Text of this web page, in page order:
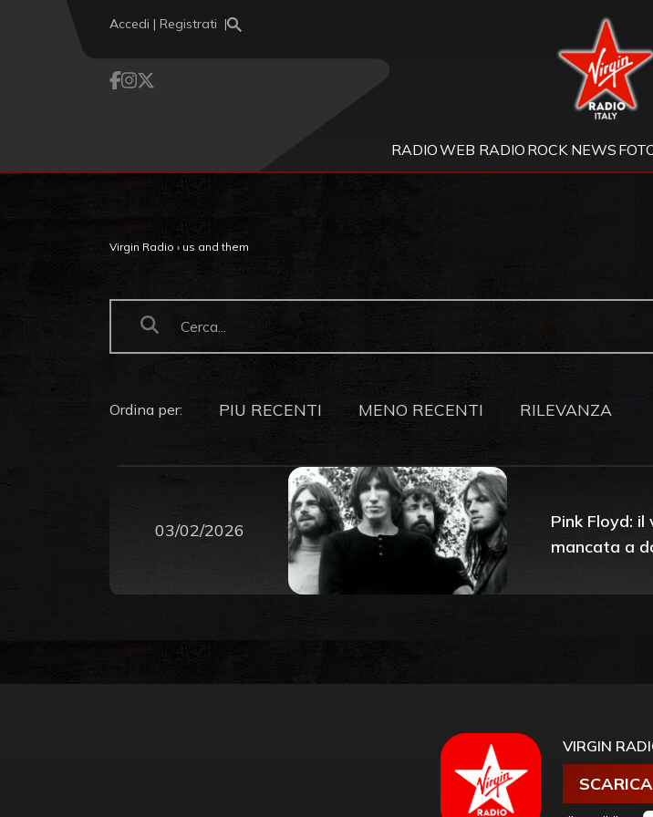
Accedi | Registrati Virgin
RADIOWEB RADIO ROCK NEWS
Virgin Radio › us and them
Ordina per: PIU RECENTI MENO RECENTI RILEVANZA
03/02/2026
Pink Floyd:
mancata a
VIRGIN